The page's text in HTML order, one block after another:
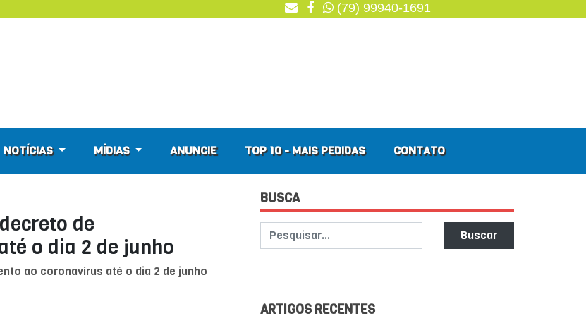
(79) 99940-1691
NOTÍCIAS MÍDIAS ANUNCIE TOP 10 - MAIS PEDIDAS CONTATO
de
o dia 2 de junho
ao coronavírus até o dia 2 de junho
BUSCA
Buscar
ARTIGOS RECENTES